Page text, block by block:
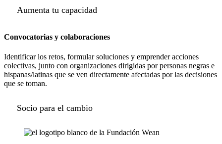
Aumenta tu capacidad
Convocatorias y colaboraciones
Identificar los retos, formular soluciones y emprender acciones
colectivas, junto con organizaciones dirigidas por personas negras e
hispanas/latinas que se ven directamente afectadas por las decisiones
que se toman.
Socio para el cambio